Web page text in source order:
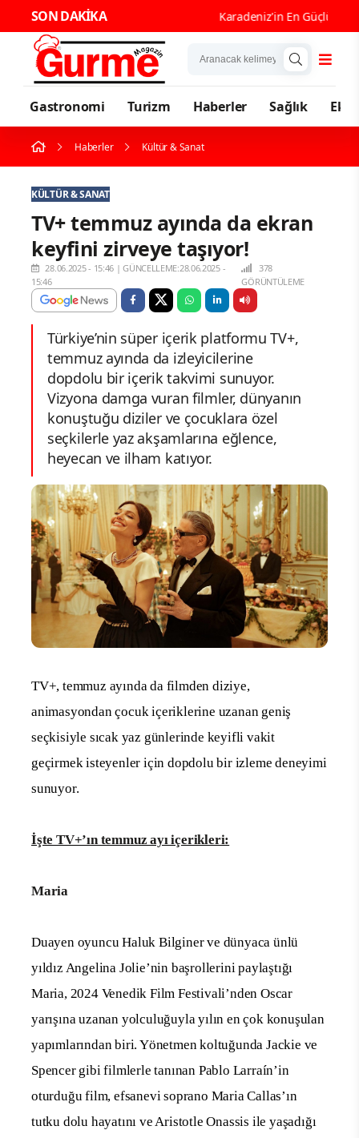
SON DAKİKA Karadeniz'in En Güçlü
Gastronomi Turizm Haberler Sağlık
Haberler Kültür & Sanat
KÜLTÜR & SANAT
TV+ temmuz ayında da ekran
keyfini zirveye taşıyor!
28.06.2025 - 15:46 |GÜNCELLEME:28.06.2025 -
15:46
378
GÖRÜNTÜLEME
Türkiye’nin süper içerik platformu TV+,
temmuz ayında da izleyicilerine
dopdolu bir içerik takvimi sunuyor.
Vizyona damga vuran filmler, dünyanın
konuştuğu diziler ve çocuklara özel
seçkilerle yaz akşamlarına eğlence,
heyecan ve ilham katıyor.
TV+, temmuz ayında da filmden diziye,
animasyondan çocuk içeriklerine uzanan geniş
seçkisiyle sıcak yaz günlerinde keyifli vakit
geçirmek isteyenler için dopdolu bir izleme deneyimi
sunuyor.
İşte TV+’ın temmuz ayı içerikleri:
Maria
Duayen oyuncu Haluk Bilginer ve dünyaca ünlü
yıldız Angelina Jolie’nin başrollerini paylaştığı
Maria, 2024 Venedik Film Festivali’nden Oscar
yarışına uzanan yolculuğuyla yılın en çok konuşulan
yapımlarından biri. Yönetmen koltuğunda Jackie ve
Spencer gibi filmlerle tanınan Pablo Larraín’in
oturduğu film, efsanevi soprano Maria Callas’ın
tutku dolu hayatını ve Aristotle Onassis ile yaşadığı